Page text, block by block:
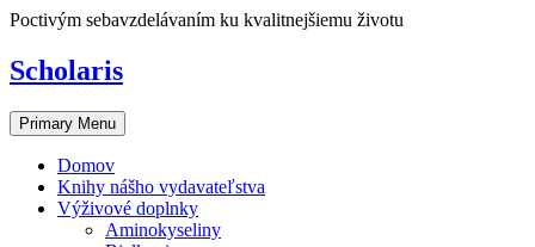
Skip
content
Poctivým sebavzdelávaním ku kvalitnejšiemu životu
Scholaris
Primary Menu
Domov
Knihy nášho vydavateľstva
Výživové doplnky
Aminokyseliny